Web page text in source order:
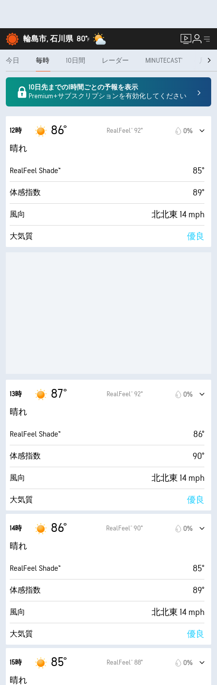
輪島市, 石川県 80°F
今日 毎時 10日間 レーダー MINUTECAST® 月間
10日先までの1時間ごとの予報を表示
Premium+サブスクリプションを有効化してください
12時 86° RealFeel® 92° 0%
晴れ
RealFeel Shade™ 85°
体感指数 89°
風向 北北東 14 mph
大気質 優良
視界 10 mi
雲底
13時 87° RealFeel® 92° 0%
晴れ
RealFeel Shade™ 86°
体感指数 90°
風向 北北東 14 mph
大気質 優良
最大紫外線指数
最大瞬間風速
湿度 53%
露点 68° F
AccuLumen Brightness Index™ 9 (非常に明るい)
雲量 7%
雲底
14時 86° RealFeel® 90° 0%
晴れ
RealFeel Shade™ 85°
体感指数 89°
風向 北北東 14 mph
大気質 優良
最大紫外線指数
最大瞬間風速
15時 85° RealFeel® 88° 0%
晴れ